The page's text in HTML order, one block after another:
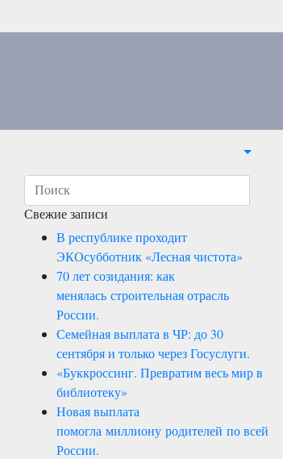
Свежие записи
В республике проходит
ЭКОсубботник «Лесная чистота»
70 лет созидания: как
менялась строительная отрасль
России.
Семейная выплата в ЧР: до 30
сентября и только через Госуслуги.
«Буккроссинг. Превратим весь мир в
библиотеку»
Новая выплата
помогла миллиону родителей по всей
России.